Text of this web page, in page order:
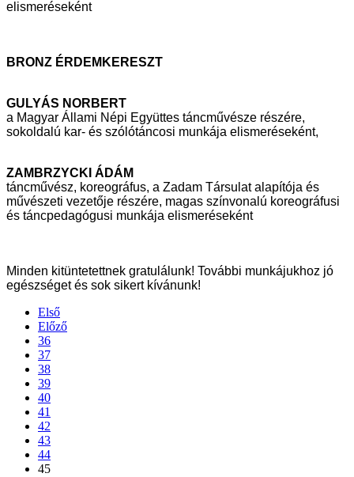
elismeréseként
BRONZ ÉRDEMKERESZT
GULYÁS NORBERT
a Magyar Állami Népi Együttes táncművésze részére,
sokoldalú kar- és szólótáncosi munkája elismeréseként,
ZAMBRZYCKI ÁDÁM
táncművész, koreográfus, a Zadam Társulat alapítója és
művészeti vezetője részére, magas színvonalú koreográfusi
és táncpedagógusi munkája elismeréseként
Minden kitüntetettnek gratulálunk! További munkájukhoz jó
egészséget és sok sikert kívánunk!
Első
Előző
36
37
38
39
40
41
42
43
44
45